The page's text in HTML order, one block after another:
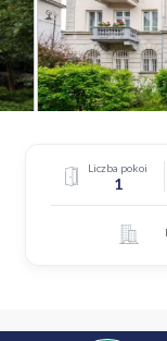
Liczba pokoi
1